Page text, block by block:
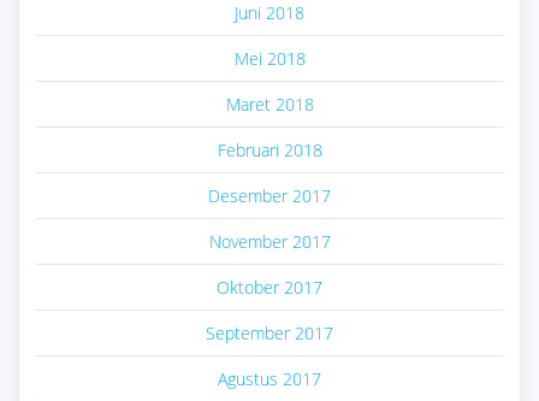
Juni 2018
Mei 2018
Maret 2018
Februari 2018
Desember 2017
November 2017
Oktober 2017
September 2017
Agustus 2017